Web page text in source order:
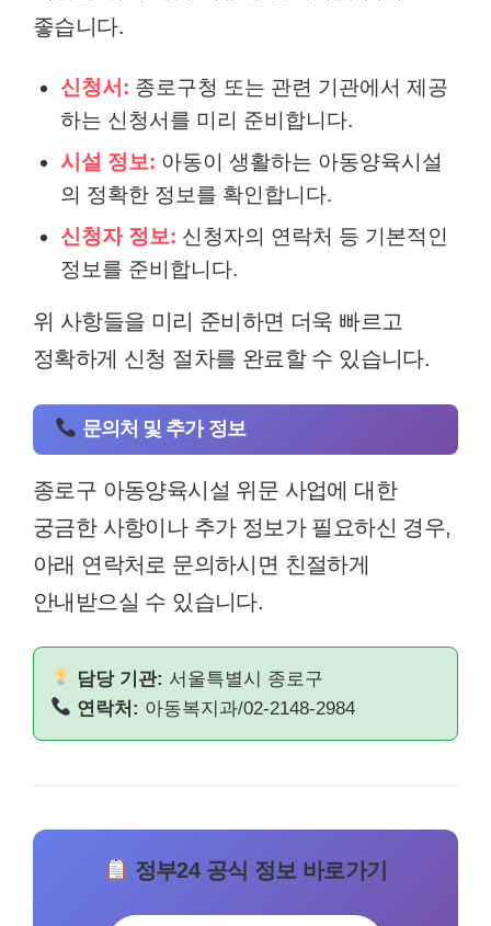
좋습니다.
신청서: 종로구청 또는 관련 기관에서 제공
하는 신청서를 미리 준비합니다.
시설 정보: 아동이 생활하는 아동양육시설
의 정확한 정보를 확인합니다.
신청자 정보: 신청자의 연락처 등 기본적인
정보를 준비합니다.
위 사항들을 미리 준비하면 더욱 빠르고
정확하게 신청 절차를 완료할 수 있습니다.
문의처 및 추가 정보
종로구 아동양육시설 위문 사업에 대한
궁금한 사항이나 추가 정보가 필요하신 경우,
아래 연락처로 문의하시면 친절하게
안내받으실 수 있습니다.
담당 기관: 서울특별시 종로구
연락처: 아동복지과/02-2148-2984
정부24 공식 정보 바로가기